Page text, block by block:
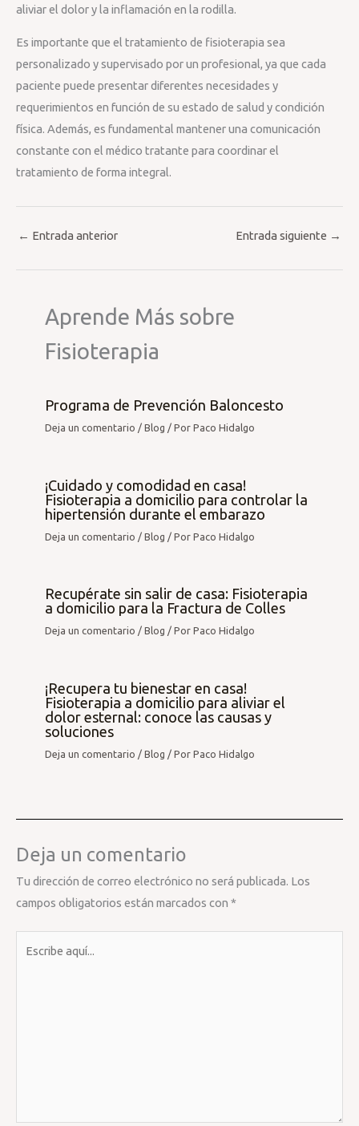
aliviar el dolor y la inflamación en la rodilla.
Es importante que el tratamiento de fisioterapia sea
personalizado y supervisado por un profesional, ya que cada
paciente puede presentar diferentes necesidades y
requerimientos en función de su estado de salud y condición
física. Además, es fundamental mantener una comunicación
constante con el médico tratante para coordinar el
tratamiento de forma integral.
← Entrada anterior Entrada siguiente →
Aprende Más sobre
Fisioterapia
Programa de Prevención Baloncesto
Deja un comentario /Blog / PorPaco Hidalgo
¡Cuidado y comodidad en casa!
Fisioterapia a domicilio para controlar la
hipertensión durante el embarazo
Deja un comentario /Blog / PorPaco Hidalgo
Recupérate sin salir de casa: Fisioterapia
a domicilio para la Fractura de Colles
Deja un comentario /Blog / PorPaco Hidalgo
¡Recupera tu bienestar en casa!
Fisioterapia a domicilio para aliviar el
dolor esternal: conoce las causas y
soluciones
Deja un comentario /Blog / PorPaco Hidalgo
Deja un comentario
Tu dirección de correo electrónico no será publicada. Los
campos obligatorios están marcados con *